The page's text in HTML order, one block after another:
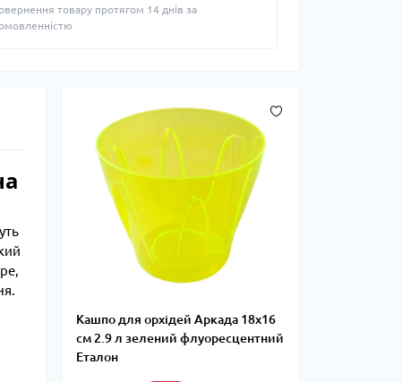
товару протягом 14 днів за
Кашпо для орхідей Аркада 18х16
см 2.9 л зелений флуоресцентний
Еталон